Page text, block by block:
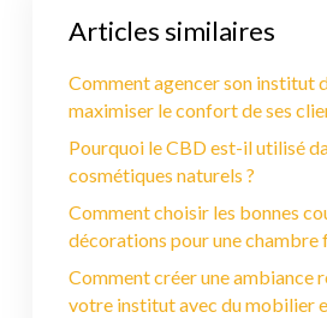
Articles similaires
Comment agencer son institut
maximiser le confort de ses
Pourquoi le CBD est-il utilisé
cosmétiques naturels ?
Comment choisir les bonnes
décorations pour une chambre
Comment créer une ambiance
votre institut avec du mobilier